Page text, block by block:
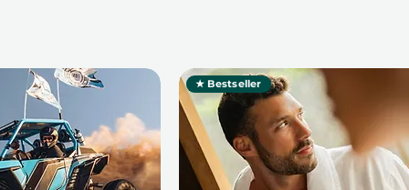
созданными специально для него.
★ Bestseller